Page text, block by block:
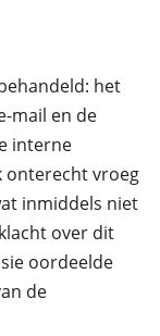
het
mail en de
interne
onterecht vroeg
inmiddels niet
over dit
oordeelde
de